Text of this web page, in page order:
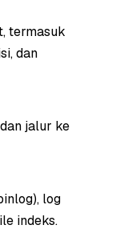
termasuk
dan
jalur ke
log
indeks.